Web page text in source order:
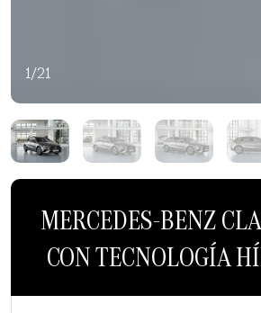
1/21
MERCEDES-BENZ
CON TECNOLOGÍA